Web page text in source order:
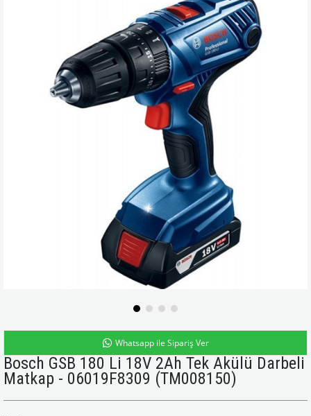
Whatsapp ile Sipariş Ver
Bosch GSB 180 Li 18V 2Ah Tek Akülü Darbeli
Matkap - 06019F8309 (TM008150)